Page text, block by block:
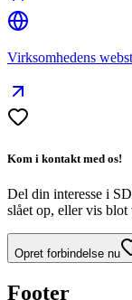
Virksomhedens
Kom i kontakt med os!
Del din interesse i
slået op, eller vis
Opret forbindelse nu
Footer